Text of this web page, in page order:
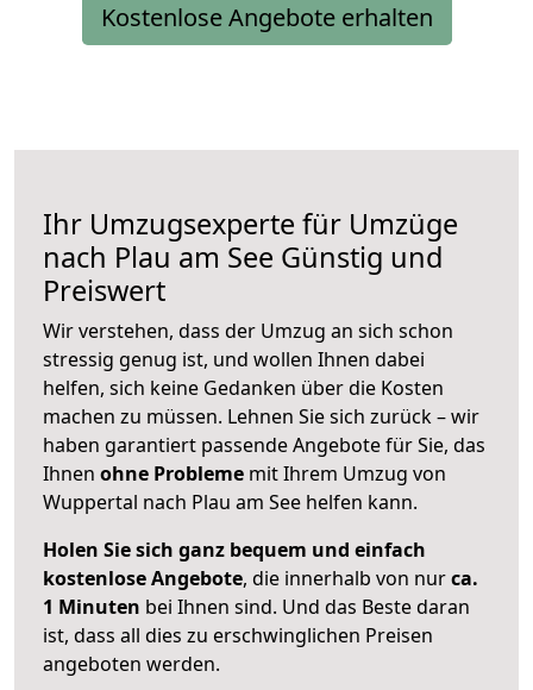
Kostenlose Angebote erhalten
Ihr Umzugsexperte für Umzüge
nach Plau am See Günstig und
Preiswert
Wir verstehen, dass der Umzug an sich schon
stressig genug ist, und wollen Ihnen dabei
helfen, sich keine Gedanken über die Kosten
machen zu müssen. Lehnen Sie sich zurück – wir
haben garantiert passende Angebote für Sie, das
Ihnen ohne Probleme mit Ihrem Umzug von
Wuppertal nach Plau am See helfen kann.
Holen Sie sich ganz bequem und einfach
kostenlose Angebote, die innerhalb von nurca.
1 Minuten bei Ihnen sind. Und das Beste daran
ist, dass all dies zu erschwinglichen Preisen
angeboten werden.